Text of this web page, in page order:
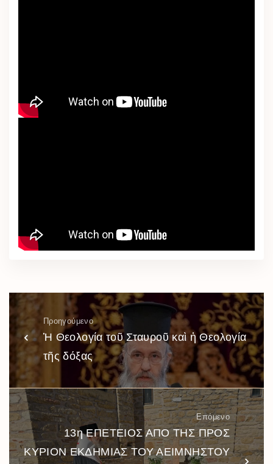
Προηγούμενο
Ἡ Θεολογία τοῦ Σταυροῦ καὶ ἡ Θεολογία
τῆς δόξας
Επόμενο
13η ΕΠΕΤΕΙΟΣ ΑΠΟ ΤΗΣ ΠΡΟΣ
ΚΥΡΙΟΝ ΕΚΔΗΜΙΑΣ ΤΟΥ ΑΕΙΜΝΗΣΤΟΥ